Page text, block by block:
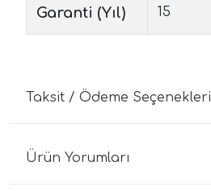
Garanti (Yıl) 15
Taksit / Ödeme Seçenekleri
Ürün Yorumları